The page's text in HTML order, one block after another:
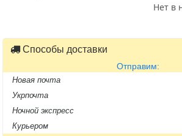
Нет в
Способы доставки
Отправим:
Новая почта
Укрпочта
Ночной экспресс
Курьером